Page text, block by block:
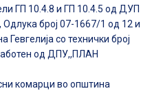
ГП 10.4.8 и ГП 10.4.5 од ДУП
Одлука број 07-1667/1 од 12 и
со технички број
од ДПУ,,ПЛАН
комарци во општина